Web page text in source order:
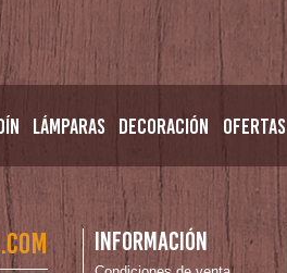
Lámparas Decoración Ofertas
Información